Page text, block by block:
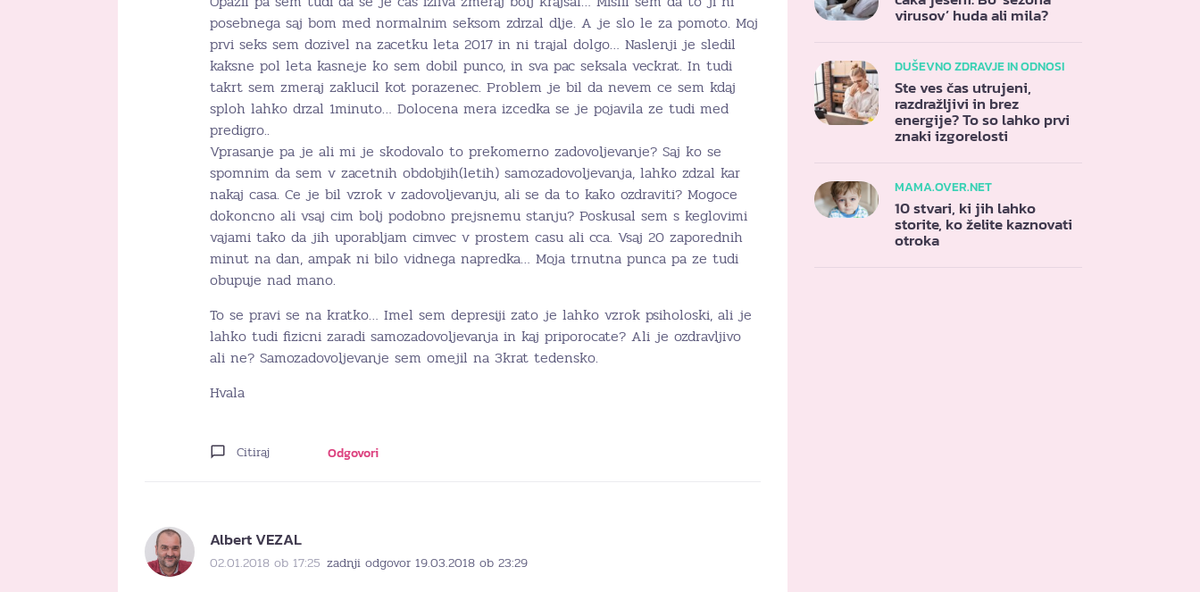
posebnega saj bom med normalnim seksom zdrzal dlje. A je slo le za pomoto. Moj
prvi seks sem dozivel na zacetku leta 2017 in ni trajal dolgo… Naslenji je sledil
kaksne pol leta kasneje ko sem dobil punco, in sva pac seksala veckrat. In tudi
takrt sem zmeraj zaklucil kot porazenec. Problem je bil da nevem ce sem kdaj
sploh lahko drzal 1minuto… Dolocena mera izcedka se je pojavila ze tudi med
predigro..
Vprasanje pa je ali mi je skodovalo to prekomerno zadovoljevanje? Saj ko se
spomnim da sem v zacetnih obdobjih(letih) samozadovoljevanja, lahko zdzal kar
nakaj casa. Ce je bil vzrok v zadovoljevanju, ali se da to kako ozdraviti? Mogoce
dokoncno ali vsaj cim bolj podobno prejsnemu stanju? Poskusal sem s keglovimi
vajami tako da jih uporabljam cimvec v prostem casu ali cca. Vsaj 20 zaporednih
minut na dan, ampak ni bilo vidnega napredka… Moja trnutna punca pa ze tudi
obupuje nad mano.
To se pravi se na kratko… Imel sem depresiji zato je lahko vzrok psiholoski, ali je
lahko tudi fizicni zaradi samozadovoljevanja in kaj priporocate? Ali je ozdravljivo
ali ne? Samozadovoljevanje sem omejil na 3krat tedensko.
Hvala
Citiraj Odgovori
Albert VEZAL
02.01.2018 ob 17:25 zadnji odgovor 19.03.2018 ob 23:29
virusov’ huda ali mila?
DUŠEVNO ZDRAVJE IN ODNOSI
Ste ves čas utrujeni,
razdražljivi in brez
energije? To so lahko prvi
znaki izgorelosti
MAMA.OVER.NET
10 stvari, ki jih lahko
storite, ko želite kaznovati
otroka